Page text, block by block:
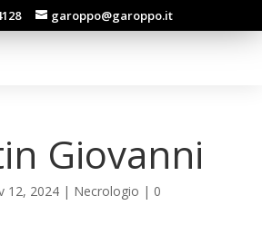
garoppo@garoppo.it
Giovanni
12, 2024| Necrologio | 0